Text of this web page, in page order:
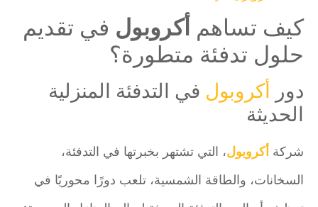
كيف تساهمأكروبولفي تقديم
حلول تدفئة متطورة؟
دورأكروبول في التدفئة المنزلية
الحديثة
شركةأكروبول، التي تشتهر بخبرتها في التدفئة،
السخانات، والطاقة الشمسية، تلعب دورًا محوريًا في